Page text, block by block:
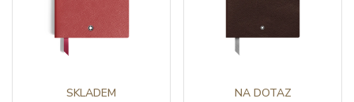
SKLADEM NA DOTAZ